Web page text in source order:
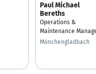
Paul Michael
Bereths
Operations &
Maintenance
Mönchengladbach